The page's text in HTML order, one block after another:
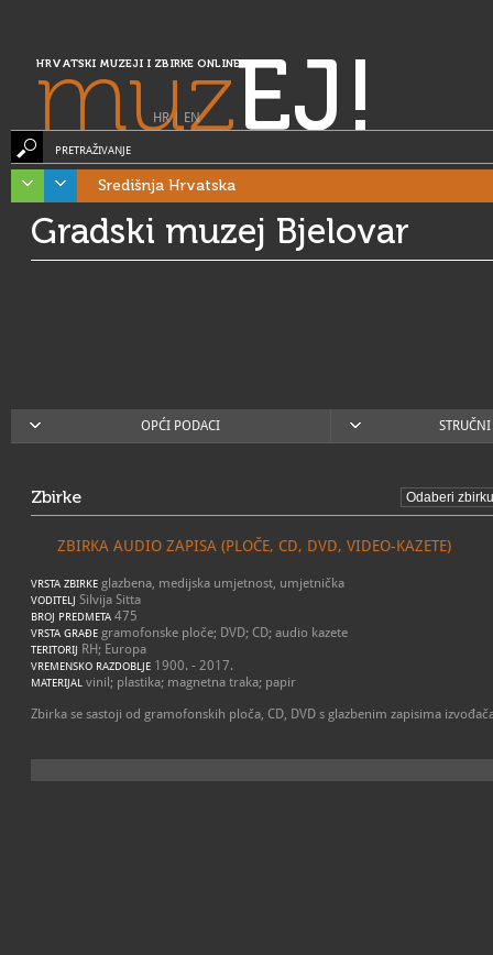
HRVATSKI MUZEJI I ZBIRKE ONLINE
muzEJ!
HR| EN
PRETRAŽIVANJE
Središnja Hrvatska
Gradski muzej Bjelovar
OPĆI PODACI
Zbirke
ZBIRKA AUDIO ZAPISA (PLOČE, CD, DVD, VIDEO-KAZETE)
VRSTA ZBIRKE glazbena, medijska umjetnost, umjetnička
VODITELJ Silvija Sitta
BROJ PREDMETA 475
VRSTA GRAĐE gramofonske ploče; DVD; CD; audio kazete
TERITORIJ RH; Europa
VREMENSKO RAZDOBLJE 1900. - 2017.
MATERIJAL vinil; plastika; magnetna traka; papir
Zbirka se sastoji od gramofonskih ploča, CD, DVD s glazbenim zapisima